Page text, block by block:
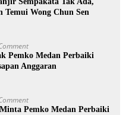
Temui Wong Chun Sen
Pemko Medan Perbaiki
Anggaran
Pemko Medan Perbaiki